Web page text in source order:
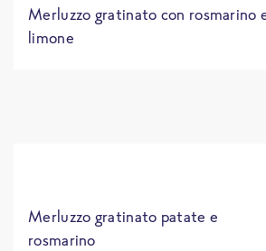
Merluzzo gratinato con rosmarino
limone
Merluzzo gratinato patate e
rosmarino